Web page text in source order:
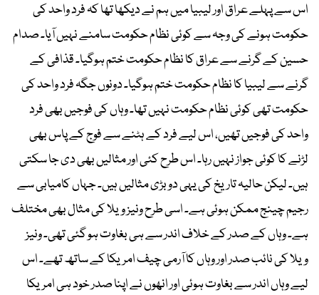
اس سے پہلے عراق اور لیبیا میں ہم نے دیکھا تھا کہ فرد واحد کی
حکومت ہونے کی وجہ سے کوئی نظام حکومت سامنے نہیں آیا۔ صدام
حسین کے گرنے سے عراق کا نظام حکومت ختم ہوگیا۔ قذافی کے
گرنے سے لیبیا کا نظام حکومت ختم ہوگیا۔ دونوں جگہ فرد واحد کی
حکومت تھی کوئی نظام حکومت نہیں تھا۔ وہاں کی فوجیں بھی فرد
واحد کی فوجیں تھیں، اس لیے فرد کے ہٹنے سے فوج کے پاس بھی
لڑنے کا کوئی جواز نہیں رہا۔ اس طرح کئی اور مثالیں بھی دی جا سکتی
ہیں۔ لیکن حالیہ تاریخ کی یہی دو بڑی مثالیں ہیں۔ جہاں کامیابی سے
رجیم چینج ممکن ہوئی ہے۔ اسی طرح ونیز ویلا کی مثال بھی مختلف
ہے۔ وہاں کے صدر کے خلاف اندر سے ہی بغاوت ہو گئی تھی۔ ونیز
ویلا کی نائب صدر اور وہاں کا آرمی چیف امریکا کے ساتھ تھے۔ اس
لیے وہاں اندر سے بغاوت ہوئی اور انھوں نے اپنا صدر خود ہی امریکا